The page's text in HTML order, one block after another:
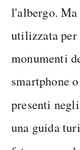
l'albergo.
utilizzata
monumenti
smartphone
presenti negli
una guida